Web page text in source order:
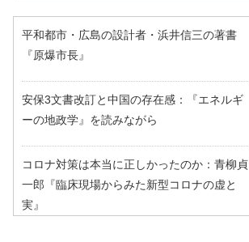
平和都市・広島の設計者・浜井信三の著書
『原爆市長』
安保3文書改訂と中国の存在感：『エネルギ
ーの地政学』を読みながら
コロナ対策は本当に正しかったのか：青柳貞
一郎『臨床現場からみた新型コロナの虚と
実』